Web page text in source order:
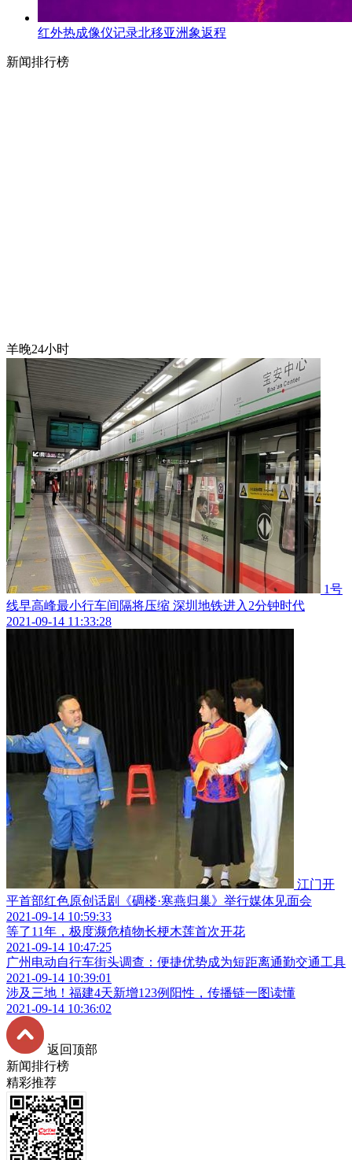
红外热成像仪记录北移亚洲象返程
新闻排行榜
羊晚24小时
1号
线早高峰最小行车间隔将压缩 深圳地铁进入2分钟时代
2021-09-14 11:33:28
江门开
平首部红色原创话剧《碉楼·寒燕归巢》举行媒体见面会
2021-09-14 10:59:33
等了11年，极度濒危植物长梗木莲首次开花
2021-09-14 10:47:25
广州电动自行车街头调查：便捷优势成为短距离通勤交通工具
2021-09-14 10:39:01
涉及三地！福建4天新增123例阳性，传播链一图读懂
2021-09-14 10:36:02
返回顶部
新闻排行榜
精彩推荐